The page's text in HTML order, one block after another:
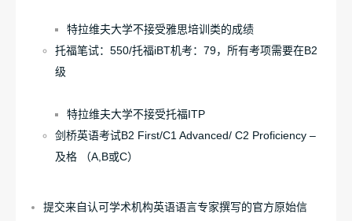
特拉维夫大学不接受雅思培训类的成绩
托福笔试：550/托福iBT机考：79，所有考项需要在B2
级
特拉维夫大学不接受托福ITP
剑桥英语考试B2 First/C1 Advanced/ C2 Proficiency –
及格 （A,B或C）
提交来自认可学术机构英语语言专家撰写的官方原始信